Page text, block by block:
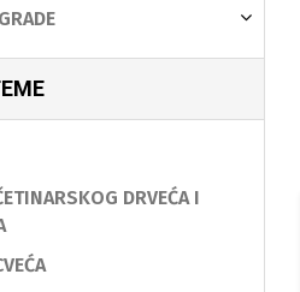
DRVEĆA I